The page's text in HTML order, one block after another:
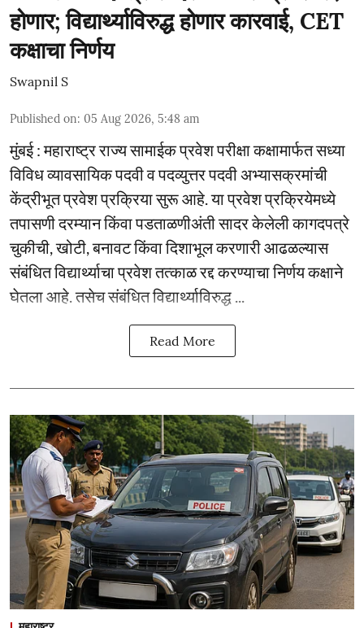
होणार; विद्यार्थ्याविरुद्ध होणार कारवाई, CET
कक्षाचा निर्णय
Swapnil S
Published on: 05 Aug 2026, 5:48 am
मुंबई : महाराष्ट्र राज्य सामाईक प्रवेश परीक्षा कक्षामार्फत सध्या
विविध व्यावसायिक पदवी व पदव्युत्तर पदवी अभ्यासक्रमांची
केंद्रीभूत प्रवेश प्रक्रिया सुरू आहे. या प्रवेश प्रक्रियेमध्ये
तपासणी दरम्यान किंवा पडताळणीअंती सादर केलेली कागदपत्रे
चुकीची, खोटी, बनावट किंवा दिशाभूल करणारी आढळल्यास
संबंधित विद्यार्थ्याचा प्रवेश तत्काळ रद्द करण्याचा निर्णय कक्षाने
घेतला आहे. तसेच संबंधित विद्यार्थ्याविरुद्ध ...
Read More